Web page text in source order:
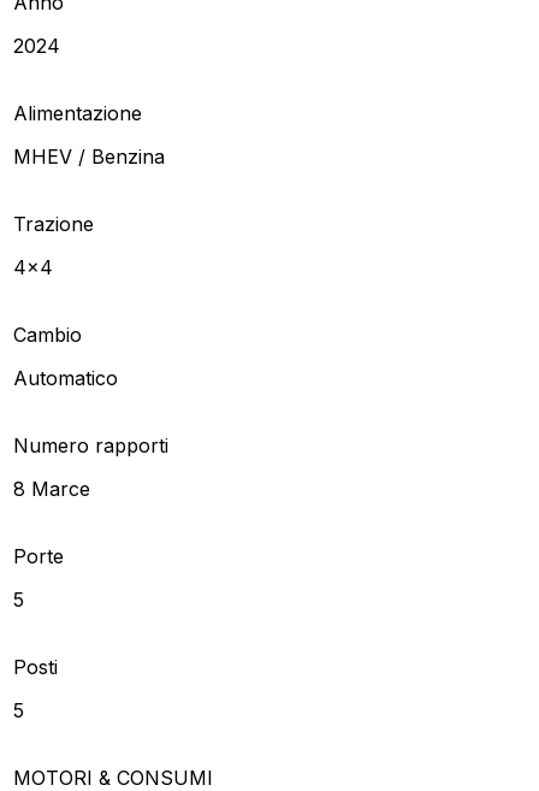
2024
Alimentazione
MHEV / Benzina
Trazione
4x4
Cambio
Automatico
Numero rapporti
8 Marce
Porte
5
Posti
5
MOTORI & CONSUMI